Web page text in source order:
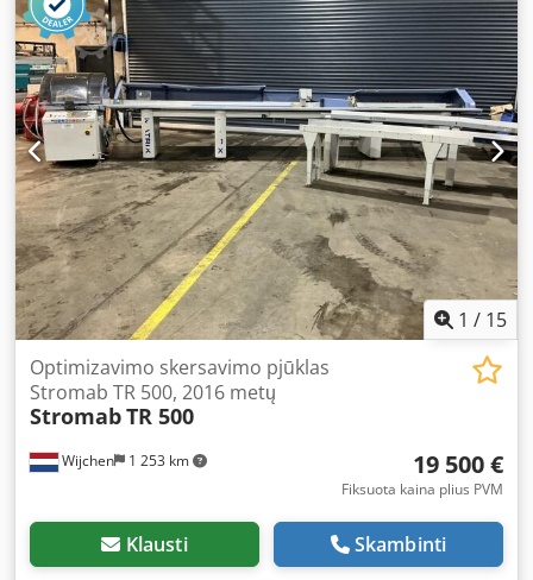
1 / 15
Wijchen 1 253 km
Optimizavimo skersavimo pjūklas
Stromab TR 500, 2016 metų
StromabTR 500
19 500 €
Fiksuota kaina plius PVM
Klausti Skambinti